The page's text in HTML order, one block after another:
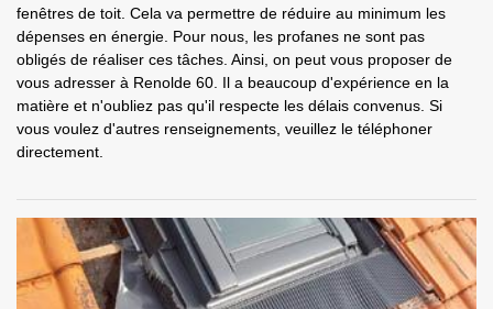
fenêtres de toit. Cela va permettre de réduire au minimum les
dépenses en énergie. Pour nous, les profanes ne sont pas
obligés de réaliser ces tâches. Ainsi, on peut vous proposer de
vous adresser à Renolde 60. Il a beaucoup d'expérience en la
matière et n'oubliez pas qu'il respecte les délais convenus. Si
vous voulez d'autres renseignements, veuillez le téléphoner
directement.